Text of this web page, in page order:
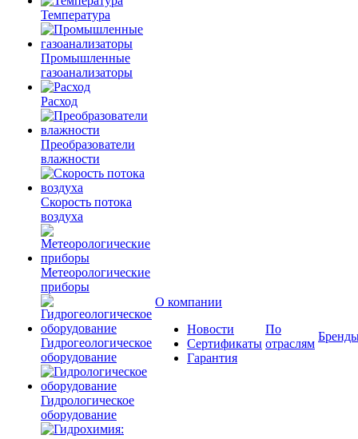
Температура
Промышленные
газоанализаторы
Расход
Преобразователи
влажности
Скорость потока
воздуха
Метеорологические
приборы
Гидрогеологическое
оборудование
Гидрологическое
оборудование
О компании
Новости
Сертификаты
Гарантия
По
отраслям